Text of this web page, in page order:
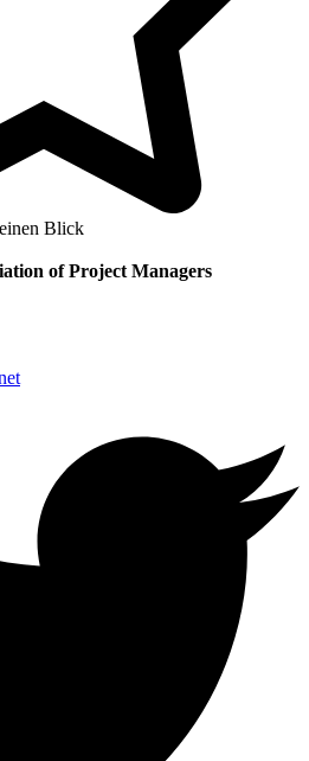
Blick
of Project Managers